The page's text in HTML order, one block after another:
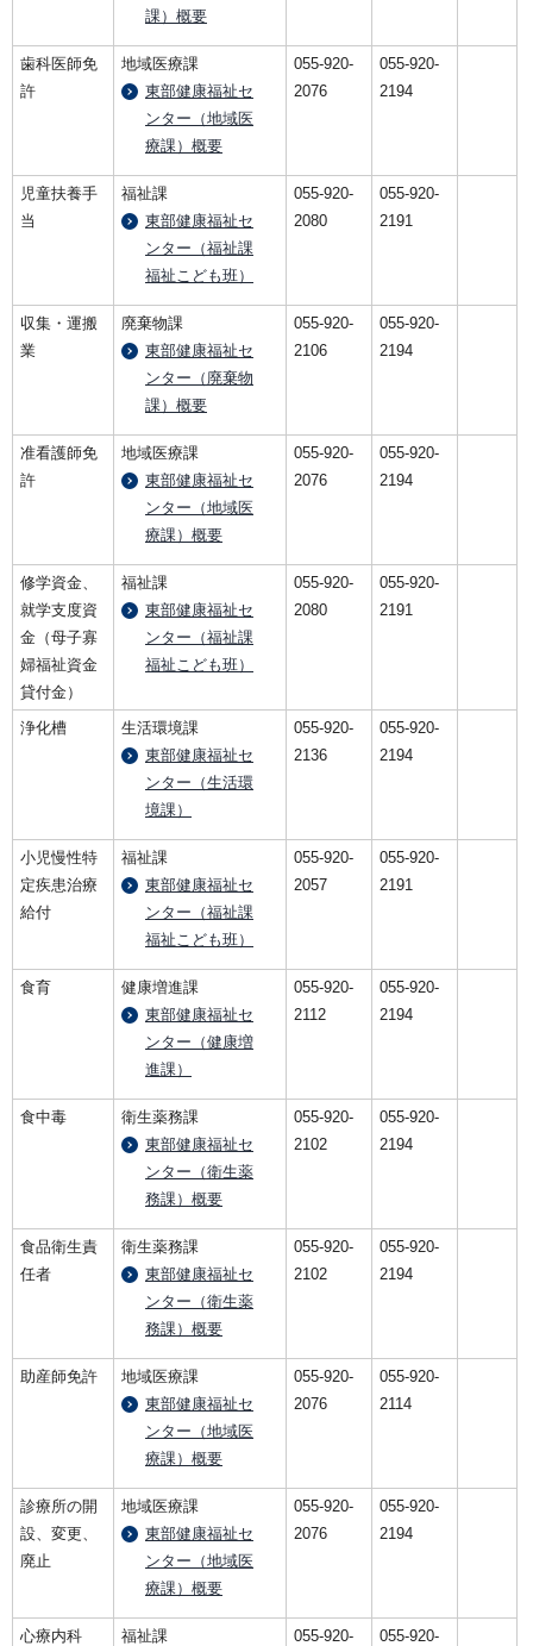
課）概要
歯科医師免
許
地域医療課
東部健康福祉セ
ンター（地域医
療課）概要
055-920-
2076
055-920-
2194
児童扶養手
当
福祉課
東部健康福祉セ
ンター（福祉課
福祉こども班）
055-920-
2080
055-920-
2191
収集・運搬
業
廃棄物課
東部健康福祉セ
ンター（廃棄物
課）概要
055-920-
2106
055-920-
2194
准看護師免
許
地域医療課
東部健康福祉セ
ンター（地域医
療課）概要
055-920-
2076
055-920-
2194
修学資金、
就学支度資
金（母子寡
婦福祉資金
貸付金）
福祉課
東部健康福祉セ
ンター（福祉課
福祉こども班）
055-920-
2080
055-920-
2191
浄化槽
生活環境課
東部健康福祉セ
ンター（生活環
境課）
055-920-
2136
055-920-
2194
小児慢性特
定疾患治療
給付
福祉課
東部健康福祉セ
ンター（福祉課
福祉こども班）
055-920-
2057
055-920-
2191
食育
健康増進課
東部健康福祉セ
ンター（健康増
進課）
055-920-
2112
055-920-
2194
食中毒
衛生薬務課
東部健康福祉セ
ンター（衛生薬
務課）概要
055-920-
2102
055-920-
2194
食品衛生責
任者
衛生薬務課
東部健康福祉セ
ンター（衛生薬
務課）概要
055-920-
2102
055-920-
2194
助産師免許
地域医療課
東部健康福祉セ
ンター（地域医
療課）概要
055-920-
2076
055-920-
2114
診療所の開
設、変更、
廃止
地域医療課
東部健康福祉セ
ンター（地域医
療課）概要
055-920-
2076
055-920-
2194
心療内科
福祉課
055-920-
055-920-